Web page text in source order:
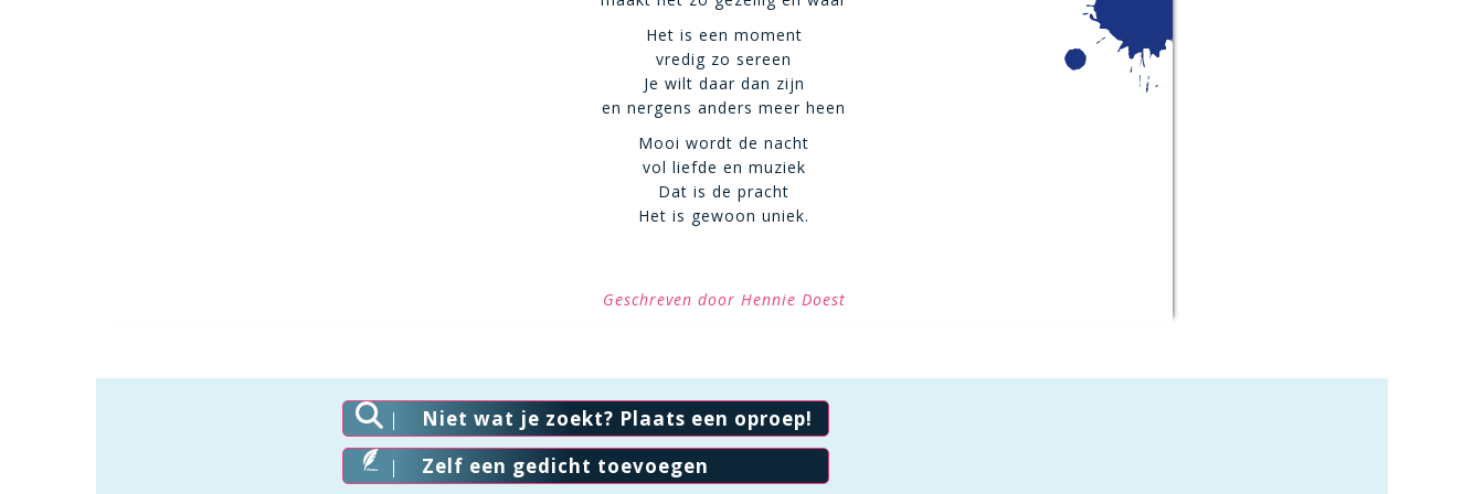
Het is een moment
vredig zo sereen
Je wilt daar dan zijn
en nergens anders meer heen
Mooi wordt de nacht
vol liefde en muziek
Dat is de pracht
Het is gewoon uniek.
Geschreven door Hennie Doest
Niet wat je zoekt? Plaats een oproep!
Zelf een gedicht toevoegen